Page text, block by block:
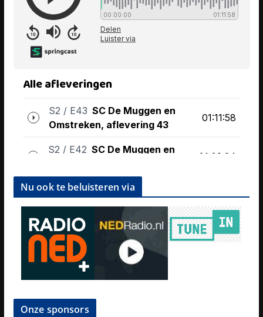
Nu ook te beluisteren via
Onze sponsors